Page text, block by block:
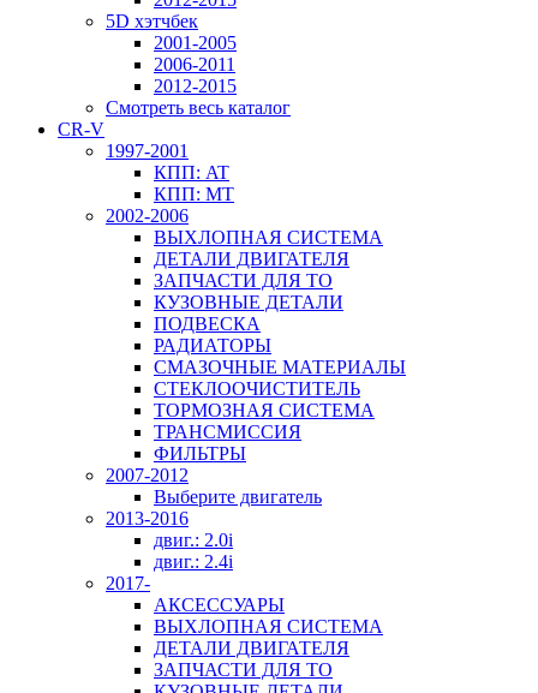
5D хэтчбек
2001-2005
2006-2011
2012-2015
Смотреть весь каталог
CR-V
1997-2001
КПП: AT
КПП: MT
2002-2006
ВЫХЛОПНАЯ СИСТЕМА
ДЕТАЛИ ДВИГАТЕЛЯ
ЗАПЧАСТИ ДЛЯ ТО
КУЗОВНЫЕ ДЕТАЛИ
ПОДВЕСКА
РАДИАТОРЫ
СМАЗОЧНЫЕ МАТЕРИАЛЫ
СТЕКЛООЧИСТИТЕЛЬ
ТОРМОЗНАЯ СИСТЕМА
ТРАНСМИССИЯ
ФИЛЬТРЫ
2007-2012
Выберите двигатель
2013-2016
двиг.: 2.0i
двиг.: 2.4i
2017-
АКСЕССУАРЫ
ВЫХЛОПНАЯ СИСТЕМА
ДЕТАЛИ ДВИГАТЕЛЯ
ЗАПЧАСТИ ДЛЯ ТО